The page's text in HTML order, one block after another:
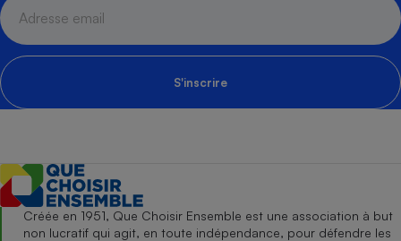
S'inscrire
Créée en 1951, Que Choisir Ensemble est une association à but
non lucratif qui agit, en toute indépendance, pour défendre les